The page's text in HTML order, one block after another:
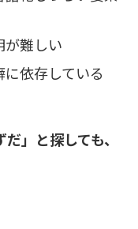
が難しい
依存している
」と探しても、